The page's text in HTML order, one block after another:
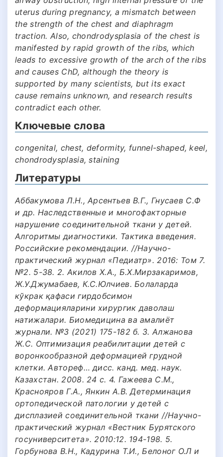
uterus during pregnancy, a mismatch between
the strength of the chest and diaphragm
traction. Also, chondrodysplasia of the chest is
manifested by rapid growth of the ribs, which
leads to excessive growth of the arch of the ribs
and causes ChD, although the theory is
supported by many scientists, but its exact
cause remains unknown, and research results
contradict each other.
Ключевые слова
congenital, chest, deformity, funnel-shaped, keel,
chondrodysplasia, staining
Литературы
Аббакумова Л.Н., Арсентьев В.Г., Гнусаев С.Ф
и др. Наследственные и многофакторные
нарушение соединительной ткани у детей.
Алгоритмы диагностики. Тактика введения.
Российские рекомендации. //Научно-
практический журнал «Педиатр». 2016: Том 7.
№2. 5-38. 2. Акилов Х.А., Б.Х.Мирзакаримов,
Ж.У.Джумабаев, К.С.Юлчиев. Болаларда
кўкрак қафаси гирдобсимон
деформацияларини хирургик даволаш
натижалари. Биомедицина ва амалиёт
журнали. №3 (2021) 175-182 б. 3. Алжанова
Ж.С. Оптимизация реабилитации детей с
воронкообразной деформацией грудной
клетки. Автореф… дисс. канд. мед. наук.
Казахстан. 2008. 24 с. 4. Гажеева С.М.,
Краснояров Г.А., Янкин А.В. Детерминация
ортопедической патологии у детей с
дисплазией соединительной ткани //Научно-
практический журнал «Вестник Бурятского
госуниверситета». 2010:12. 194-198. 5.
Горбунова В.Н., Кадурина Т.И., Белоног О.Л и